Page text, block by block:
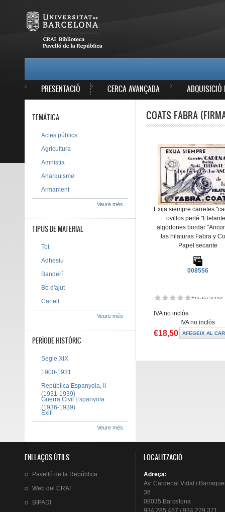
PRESENTACIÓ CERCA AVANÇADA ADQUISICIÓ
COATS FABRA
Exija siempre carretes
ovillos perlé
algodones bordar
las hilaturas Fabra y
Papel secante
008556
Encara sense
IVA no inclòs
IVA no inclòs
€18,50
TEMÀTICA
Actes públics
Agricultura
Amnistia
Anarquisme
Armament
Veure més
TIPUS DE MATERIAL
Tot
Adhesiu
Banderí
Bo d'ajut
Cartell
Veure més
PERÍODE HISTÒRIC
Segle XIX
1900-1931
República Espanyola, II
(1931-1939)
Guerra Civil Espanyola
(1936-1939)
Exili
Veure més
ENLLAÇOS ÚTILS
Pavelló de la República
Web del CRAI
BIPADI
LOCALITZACIÓ
Adreça:
Av. Cardenal Vidal i
36
08035 Barcelona
934 285 457 / 934 279 371